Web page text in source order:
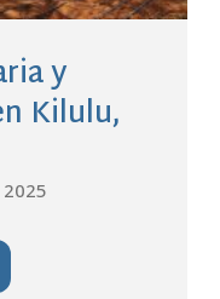
y
Kilulu,
2025